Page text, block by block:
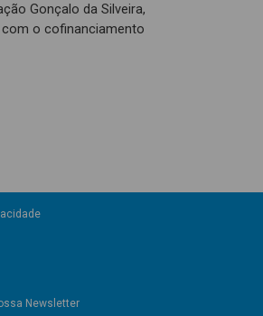
Gonçalo da Silveira,
com o cofinanciamento
Newsletter